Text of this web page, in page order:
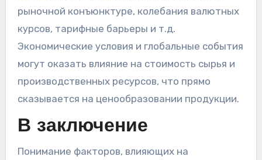
рыночной конъюнктуре, колебания валютных
курсов, тарифные барьеры и т.д.
Экономические условия и глобальные события
могут оказать влияние на стоимость сырья и
производственных ресурсов, что прямо
сказывается на ценообразовании продукции.
В заключение
Понимание факторов, влияющих на